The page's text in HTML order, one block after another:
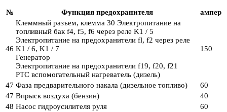
№ Функция предохранителя ампер
46
Клеммный разъем, клемма 30 Электропитание на
топливный бак f4, f5, f6 через реле K1 / 5
Электропитание на предохранители fl, f2 через реле
K1 / 6, K1 / 7
Генератор
Электропитание на предохранители f19, f20, f21
PTC вспомогательный нагреватель (дизель)
150
47 Фаза предварительного накала (дизельное топливо)
60
47 Впрыск воздуха (бензин)
40
48 Насос гидроусилителя руля
60